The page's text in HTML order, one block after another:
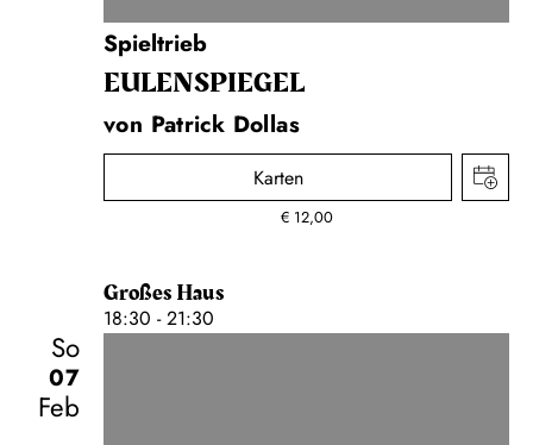
Spieltrieb
EULENSPIEGEL
von Patrick Dollas
Karten
€ 12,00
Großes Haus
18:30 - 21:30
So
07
Feb